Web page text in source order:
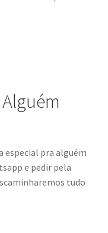
especial pra alguém
e pedir pela
tudo